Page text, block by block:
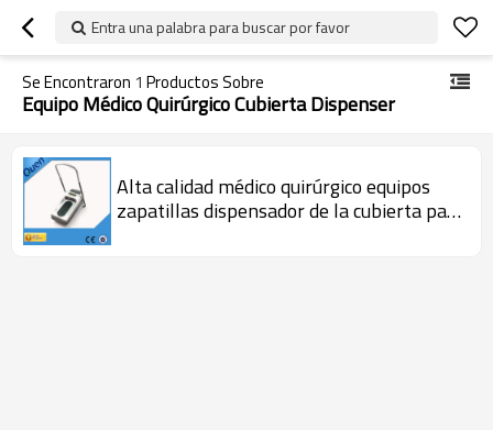
Entra una palabra para buscar por favor
Se Encontraron 1 Productos Sobre
Equipo Médico Quirúrgico Cubierta Dispenser
Alta calidad médico quirúrgico equipos
zapatillas dispensador de la cubierta para